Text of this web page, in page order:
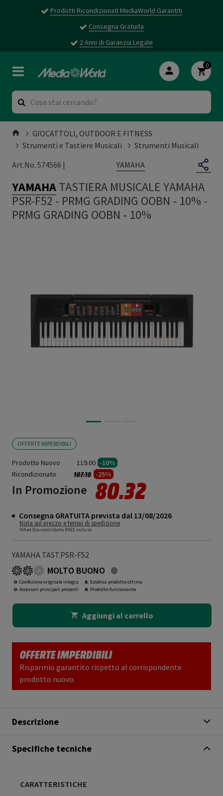
Prodotti Ricondizionati MediaWorld Garantiti
Consegna Gratuita
2 Anni di Garanzia Legale
0
GIOCATTOLI, OUTDOOR E FITNESS
Strumenti e Tastiere Musicali
Strumenti Musicali
Art.No. 574566 |
YAMAHA
YAMAHATASTIERA MUSICALE YAMAHA
PSR-F52 - PRMG GRADING OOBN - 10% -
PRMG GRADING OOBN - 10%
OFFERTE IMPERDIBILI
Prodotto Nuovo 119.00 -10%
Ricondizionato
Prezzo ridotto da
107.10a -25%
In Promozione 80.32
Consegna GRATUITA prevista dal 13/08/2026
Nota sul prezzo e tempi di spedizione
IVA ed Eco-contributo RAEE incluse
YAMAHA TAST.PSR-F52
MOLTO BUONO
O: Confezione originale integra
O: Accessori principali presenti
B: Estetica prodotto ottima
N: Prodotto funzionante
Aggiungi al carrello
OFFERTE IMPERDIBILI
Risparmio garantito rispetto al corrispondente
prodotto nuovo.
Descrizione
Specifiche tecniche
CARATTERISTICHE